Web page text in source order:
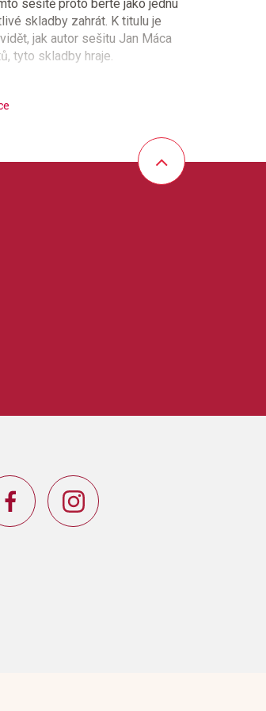
sešitě proto berte jako jednu
skladby zahrát. K titulu je
jak autor sešitu Jan Máca
tyto skladby hraje.
/ akordy
dní na silniciRawhideČervená